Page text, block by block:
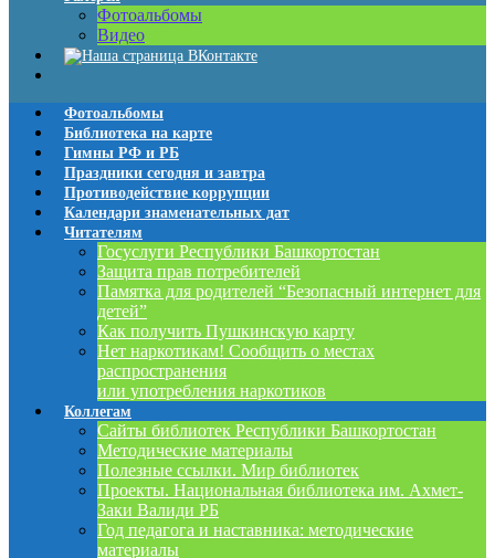
Фотоальбомы
Видео
Фотоальбомы
Библиотека на карте
Гимны РФ и РБ
Праздники сегодня и завтра
Противодействие коррупции
Календари знаменательных дат
Читателям
Госуслуги Республики Башкортостан
Защита прав потребителей
Памятка для родителей “Безопасный интернет для
детей”
Как получить Пушкинскую карту
Нет наркотикам! Сообщить о местах
распространения
или употребления наркотиков
Коллегам
Сайты библиотек Республики Башкортостан
Методические материалы
Полезные ссылки. Мир библиотек
Проекты. Национальная библиотека им. Ахмет-
Заки Валиди РБ
Год педагога и наставника: методические
материалы